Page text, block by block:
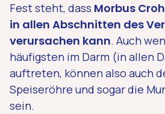
Fest steht, dass Morbus
in allen Abschnitten des
verursachen kann. Auch
häufigsten im Darm (in allen
auftreten, können also auch
Speiseröhre und sogar die
sein.